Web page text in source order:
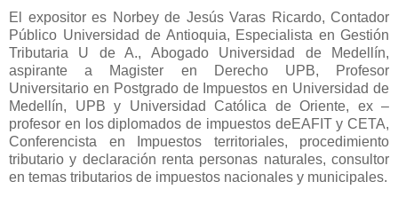
El expositor es Norbey de Jesús Varas Ricardo, Contador
Público Universidad de Antioquia, Especialista en Gestión
Tributaria U de A., Abogado Universidad de Medellín,
aspirante a Magister en Derecho UPB, Profesor
Universitario en Postgrado de Impuestos en Universidad de
Medellín, UPB y Universidad Católica de Oriente, ex –
profesor en los diplomados de impuestos deEAFIT y CETA,
Conferencista en Impuestos territoriales, procedimiento
tributario y declaración renta personas naturales, consultor
en temas tributarios de impuestos nacionales y municipales.